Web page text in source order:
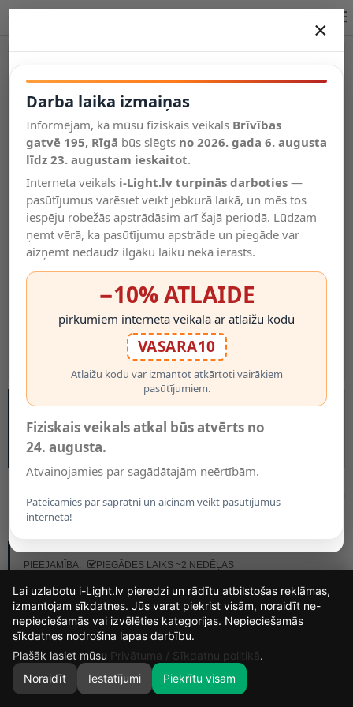
Salīdzināt
Vēlmju
saraksts
Valodas
0
MODELIS:
53.25€
PIEEJAMĪBA:
PIEGĀDES LAIKS ~2 NEDĒĻAS
×
Darba laika izmaiņas
Informējam, ka mūsu fiziskais veikals Brīvības
gatvē 195, Rīgā būs slēgts no 2026. gada 6. augusta
līdz 23. augustam ieskaitot.
Interneta veikals i-Light.lv turpinās darboties —
pasūtījumus varēsiet veikt jebkurā laikā, un mēs tos
iespēju robežās apstrādāsim arī šajā periodā. Lūdzam
ņemt vērā, ka pasūtījumu apstrāde un piegāde var
aizņemt nedaudz ilgāku laiku nekā ierasts.
−10% ATLAIDE
pirkumiem interneta veikalā ar atlaižu kodu
VASARA10
Atlaižu kodu var izmantot atkārtoti vairākiem
pasūtījumiem.
Fiziskais veikals atkal būs atvērts no
24. augusta.
Atvainojamies par sagādātajām neērtībām.
Pateicamies par sapratni un aicinām veikt pasūtījumus
internetā!
15
DIENAS
19
STUNDAS
46
MIN.
52
Lai uzlabotu i-Light.lv pieredzi un rādītu atbilstošas reklāmas,
izmantojam sīkdatnes. Jūs varat piekrist visām, noraidīt ne-
nepieciešamās vai izvēlēties kategorijas. Nepieciešamās
sīkdatnes nodrošina lapas darbību.
Plašāk lasiet mūsu Privātuma / Sīkdatņu politikā.
Noraidīt
Iestatījumi Piekrītu visam